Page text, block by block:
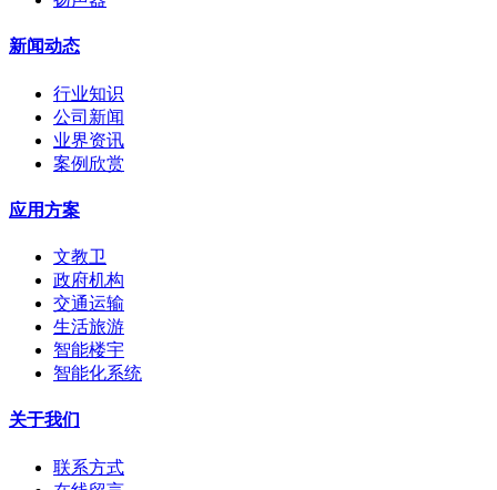
新闻动态
行业知识
公司新闻
业界资讯
案例欣赏
应用方案
文教卫
政府机构
交通运输
生活旅游
智能楼宇
智能化系统
关于我们
联系方式